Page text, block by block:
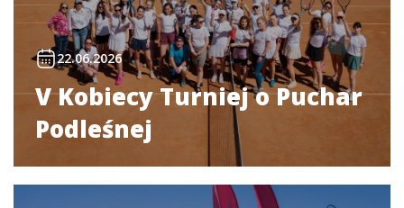
22.06.2026
V Kobiecy Turniej o Puchar
Podleśnej